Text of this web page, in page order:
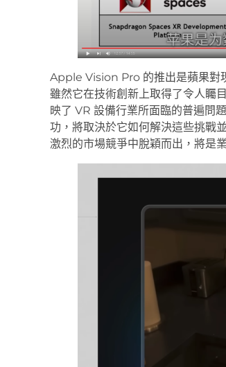
Apple Vision Pro 的推出是蘋果對
雖然它在技術創新上取得了令人矚
映了 VR 設備行業所面臨的普遍問
功，將取決於它如何解決這些挑戰
激烈的市場競爭中脫穎而出，將是